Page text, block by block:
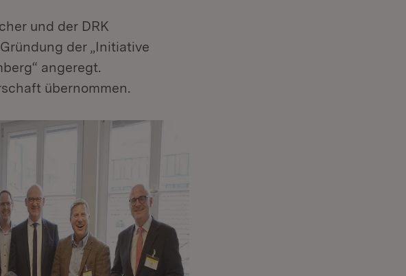
und der DRK
der „Initiative
angeregt.
übernommen.